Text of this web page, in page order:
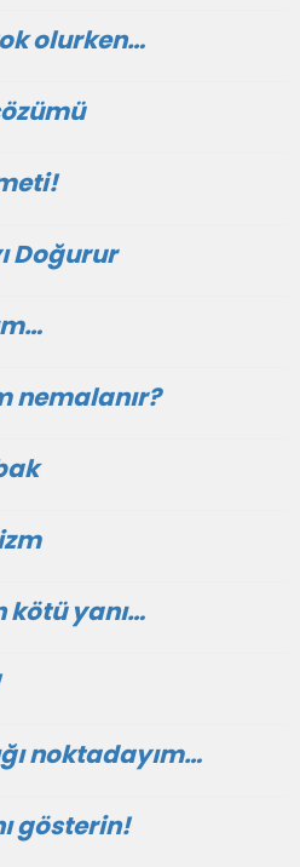
olurken…
Doğurur
nemalanır?
kötü yanı…
noktadayım…
gösterin!